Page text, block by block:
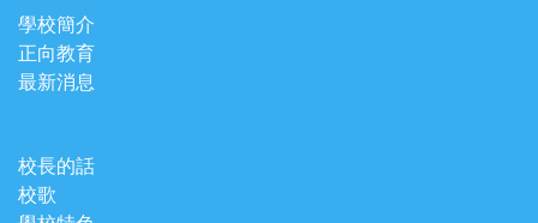
學校簡介
正向教育
最新消息
校長的話
校歌